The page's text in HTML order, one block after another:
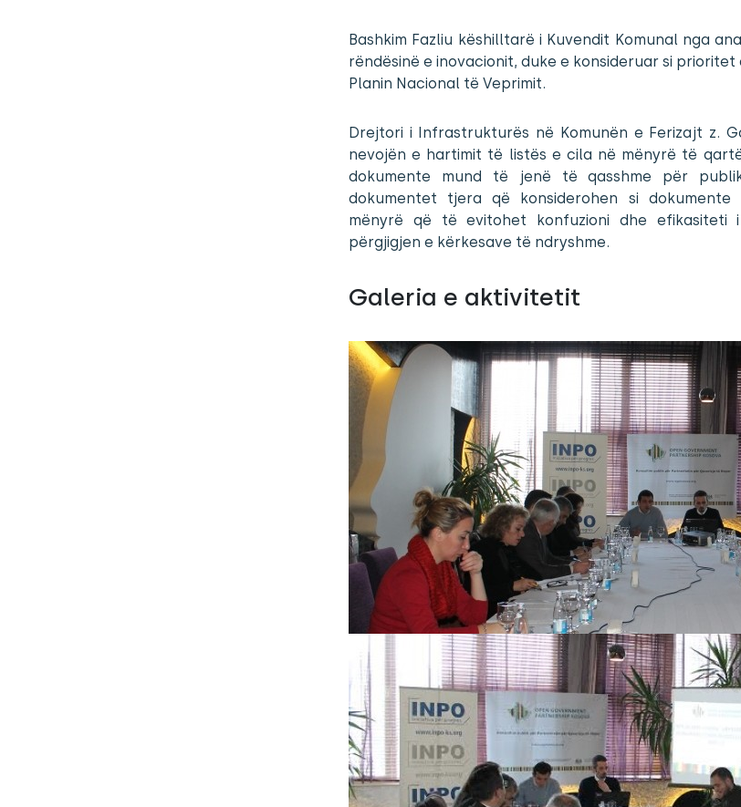
Bashkim Fazliu këshilltarë i Kuvendit Komunal nga
rëndësinë e inovacionit, duke e konsideruar si
Planin Nacional të Veprimit.
Drejtori i Infrastrukturës në Komunën e Ferizajt z.
nevojën e hartimit të listës e cila në mënyrë të
dokumente mund të jenë të qasshme për
dokumentet tjera që konsiderohen si
mënyrë që të evitohet konfuzioni dhe efikasiteti
përgjigjen e kërkesave të ndryshme.
Galeria e aktivitetit